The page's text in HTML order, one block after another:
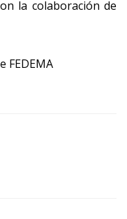
la colaboración de